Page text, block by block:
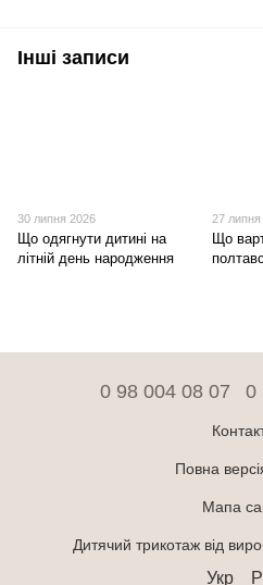
Інші записи
30 липня 2026
Що одягнути дитині на
літній день народження
27
Що
0 98 004 08 07 0
Повна
Мапа
Дитячий трикотаж від
Укр